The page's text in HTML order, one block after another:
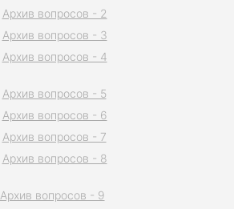
Архив вопросов - 2
Архив вопросов - 3
Архив вопросов - 4
Архив вопросов - 5
Архив вопросов - 6
Архив вопросов - 7
Архив вопросов - 8
Архив вопросов - 9